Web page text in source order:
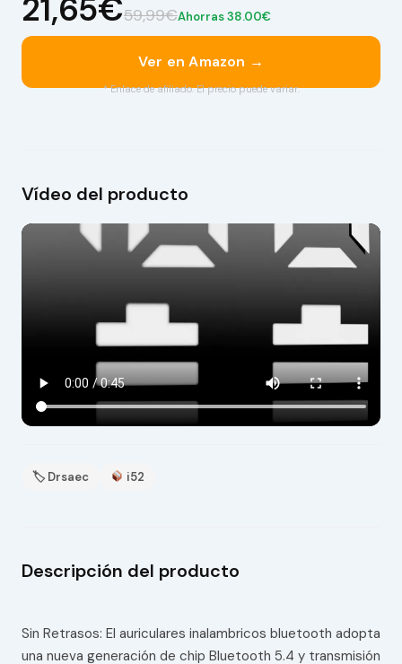
21,65€59,99€Ahorras 38.00€
Ver en Amazon →
* Enlace de afiliado. El precio puede variar.
Vídeo del producto
🏷 Drsaec i52
Descripción del producto
Sin Retrasos: El auriculares inalambricos bluetooth adopta
una nueva generación de chip Bluetooth 5.4 y transmisión